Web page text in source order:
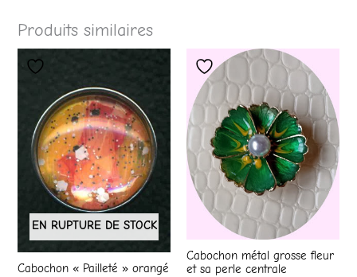
Produits similaires
EN RUPTURE DE STOCK
Cabochon « Pailleté » orangé
Cabochon métal grosse fleur
et sa perle centrale
Ce
produit
a
plusieurs
variations.
Les
options
peuvent
être
choisies
sur
la
page
du
produit